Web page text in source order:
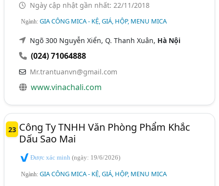
Ngày cập nhật gần nhất: 22/11/2018
Ngành:GIA CÔNG MICA - KỆ, GIÁ, HỘP, MENU MICA
Ngõ 300 Nguyễn Xiển, Q. Thanh Xuân, Hà Nội
(024) 71064888
Mr.trantuanvn@gmail.com
www.vinachali.com
23 Công Ty TNHH Văn Phòng Phẩm Khắc
Dấu Sao Mai
Được xác minh(ngày: 19/6/2026)
Ngành:GIA CÔNG MICA - KỆ, GIÁ, HỘP, MENU MICA